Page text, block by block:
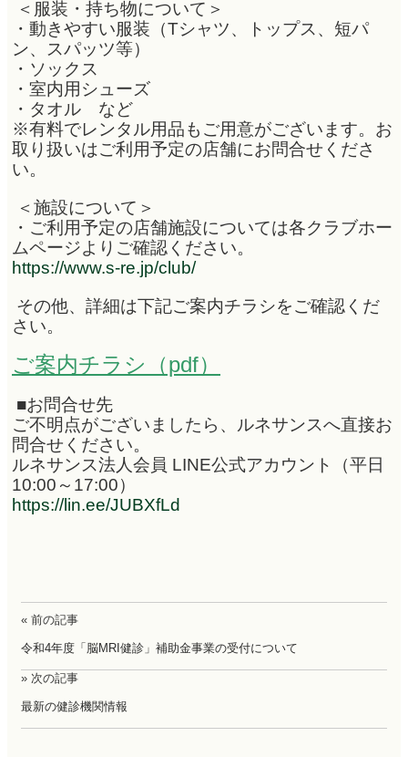
＜服装・持ち物について＞
・動きやすい服装（Tシャツ、トップス、短パ
ン、スパッツ等）
・ソックス
・室内用シューズ
・タオル など
※有料でレンタル用品もご用意がございます。お
取り扱いはご利用予定の店舗にお問合せくださ
い。
＜施設について＞
・ご利用予定の店舗施設については各クラブホー
ムページよりご確認ください。
https://www.s-re.jp/club/
その他、詳細は下記ご案内チラシをご確認くだ
さい。
ご案内チラシ（pdf）
■お問合せ先
ご不明点がございましたら、ルネサンスへ直接お
問合せください。
ルネサンス法人会員 LINE公式アカウント（平日
10:00～17:00）
https://lin.ee/JUBXfLd
« 前の記事
令和4年度「脳MRI健診」補助金事業の受付について
» 次の記事
最新の健診機関情報